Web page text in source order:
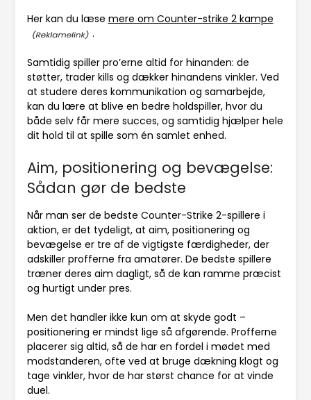
Her kan du læse mere om Counter-strike 2 kampe
.
Samtidig spiller pro’erne altid for hinanden: de
støtter, trader kills og dækker hinandens vinkler. Ved
at studere deres kommunikation og samarbejde,
kan du lære at blive en bedre holdspiller, hvor du
både selv får mere succes, og samtidig hjælper hele
dit hold til at spille som én samlet enhed.
Aim, positionering og bevægelse:
Sådan gør de bedste
Når man ser de bedste Counter-Strike 2-spillere i
aktion, er det tydeligt, at aim, positionering og
bevægelse er tre af de vigtigste færdigheder, der
adskiller profferne fra amatører. De bedste spillere
træner deres aim dagligt, så de kan ramme præcist
og hurtigt under pres.
Men det handler ikke kun om at skyde godt –
positionering er mindst lige så afgørende. Profferne
placerer sig altid, så de har en fordel i mødet med
modstanderen, ofte ved at bruge dækning klogt og
tage vinkler, hvor de har størst chance for at vinde
duel.